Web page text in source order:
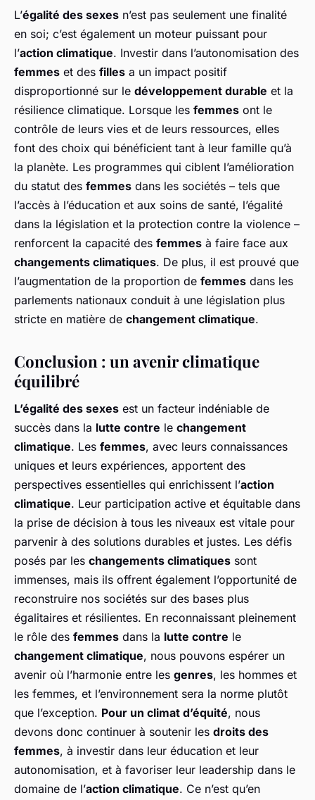
L’égalité des sexes n’est pas seulement une finalité
en soi; c’est également un moteur puissant pour
l’action climatique. Investir dans l’autonomisation des
femmes et des filles a un impact positif
disproportionné sur le développement durable et la
résilience climatique. Lorsque les femmes ont le
contrôle de leurs vies et de leurs ressources, elles
font des choix qui bénéficient tant à leur famille qu’à
la planète. Les programmes qui ciblent l’amélioration
du statut des femmes dans les sociétés – tels que
l’accès à l’éducation et aux soins de santé, l’égalité
dans la législation et la protection contre la violence –
renforcent la capacité des femmes à faire face aux
changements climatiques. De plus, il est prouvé que
l’augmentation de la proportion de femmes dans les
parlements nationaux conduit à une législation plus
stricte en matière de changement climatique.
Conclusion : un avenir climatique
équilibré
L’égalité des sexes est un facteur indéniable de
succès dans la lutte contre le changement
climatique. Les femmes, avec leurs connaissances
uniques et leurs expériences, apportent des
perspectives essentielles qui enrichissent l’action
climatique. Leur participation active et équitable dans
la prise de décision à tous les niveaux est vitale pour
parvenir à des solutions durables et justes. Les défis
posés par les changements climatiques sont
immenses, mais ils offrent également l’opportunité de
reconstruire nos sociétés sur des bases plus
égalitaires et résilientes. En reconnaissant pleinement
le rôle des femmes dans la lutte contre le
changement climatique, nous pouvons espérer un
avenir où l’harmonie entre les genres, les hommes et
les femmes, et l’environnement sera la norme plutôt
que l’exception. Pour un climat d’équité, nous
devons donc continuer à soutenir les droits des
femmes, à investir dans leur éducation et leur
autonomisation, et à favoriser leur leadership dans le
domaine de l’action climatique. Ce n’est qu’en